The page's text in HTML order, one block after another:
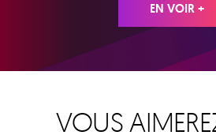
EN VOIR +
VOUS